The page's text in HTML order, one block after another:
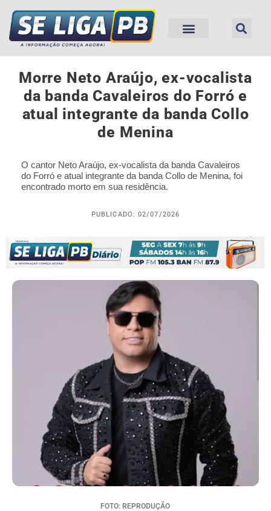
Morre Neto Araújo, ex-vocalista
da banda Cavaleiros do Forró e
atual integrante da banda Collo
de Menina
O cantor Neto Araújo, ex-vocalista da banda Cavaleiros
do Forró e atual integrante da banda Collo de Menina, foi
encontrado morto em sua residência.
PUBLICADO: 02/07/2026
FOTO: REPRODUÇÃO